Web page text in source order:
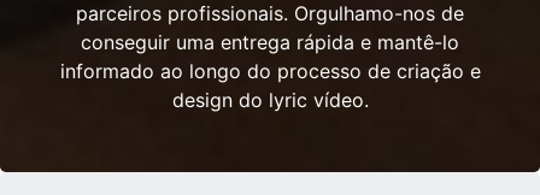
parceiros profissionais. Orgulhamo-nos de
conseguir uma entrega rápida e mantê-lo
informado ao longo do processo de criação e
design do lyric vídeo.